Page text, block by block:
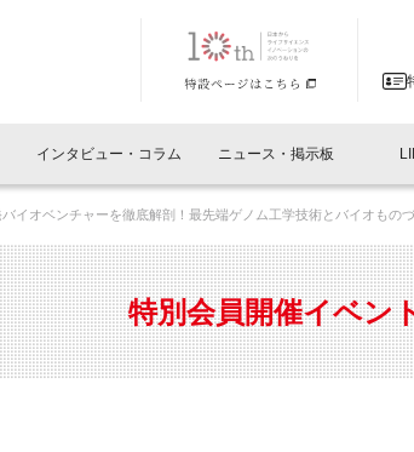
閉じる
員開催
参加
イベントレポー
LINK-J主催・共催
LINK-J協賛・協力
What's "UNIKORN"？
インタビュー・コラム
ベンチャーインタビュー
サポーターコラム
ニュース・掲示板
リリース
連
人と情報の交流
会員プレスリリー
募集
Why in Nihonbashi
サポーター紹介
パンフレット
特別会員について
オフィス・ラボ
イオベンチャーを徹底解剖！最先端ゲノム工学技術とバイオもの
特別会員開催イベン